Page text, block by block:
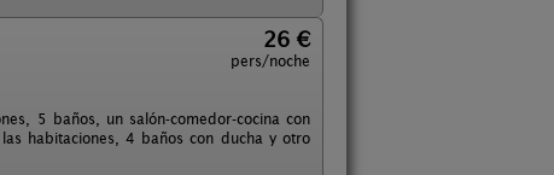
26 €
pers/noche
5 baños, un salón-comedor-cocina con
habitaciones, 4 baños con ducha y otro